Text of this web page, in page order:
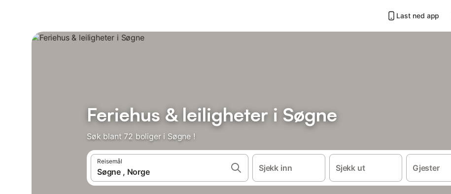
Last ned app
Feriehus & leiligheter i Søgne
Søk blant 72 boliger i Søgne !
Reisemål
Sjekk inn Sjekk ut Gjester